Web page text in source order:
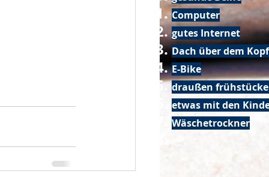
Computer
gutes Internet
Dach über dem Kopf
E-Bike
draußen
etwas mit den
Wäschetrockner